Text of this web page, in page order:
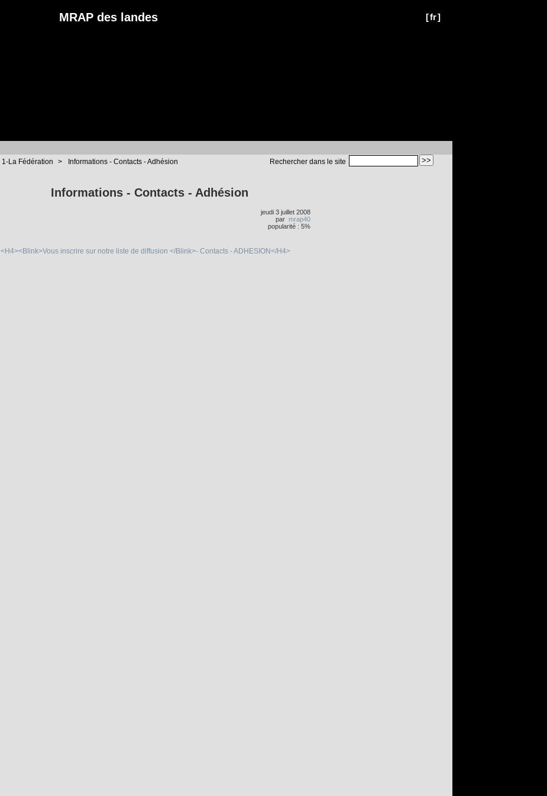
[fr]
MRAP des landes
Rechercher dans le site
1-La Fédération > Informations - Contacts - Adhésion
Informations - Contacts - Adhésion
jeudi 3 juillet 2008
par mrap40
popularité : 5%
<H4><Blink>Vous inscrire sur notre liste de diffusion </Blink>- Contacts - ADHESION</H4>